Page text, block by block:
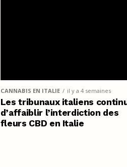
CANNABIS EN ITALIE il y a 4 semaines
Les tribunaux italiens
d’affaiblir l’interdiction des
fleurs CBD en Italie